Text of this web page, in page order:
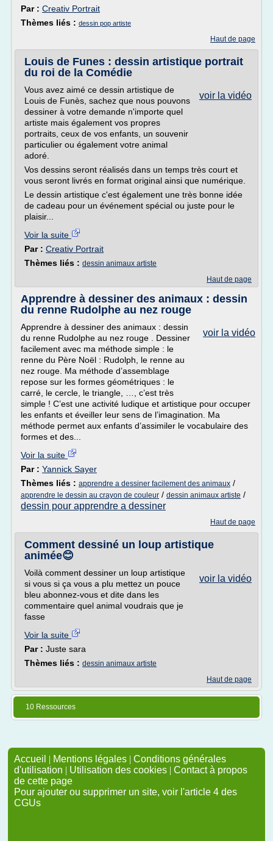
Par : Creativ Portrait
Thèmes liés : dessin pop artiste
Haut de page
Louis de Funes : dessin artistique portrait
du roi de la Comédie
voir la vidéo
Vous avez aimé ce dessin artistique de
Louis de Funès, sachez que nous pouvons
dessiner à votre demande n'importe quel
artiste mais également vos propres
portraits, ceux de vos enfants, un souvenir
particulier ou également votre animal
adoré.
Vos dessins seront réalisés dans un temps très court et
vous seront livrés en format original ainsi que numérique.
Le dessin artistique c'est également une très bonne idée
de cadeau pour un événement spécial ou juste pour le
plaisir...
Voir la suite
Par : Creativ Portrait
Thèmes liés : dessin animaux artiste
Haut de page
Apprendre à dessiner des animaux : dessin
du renne Rudolphe au nez rouge
voir la vidéo
Apprendre à dessiner des animaux : dessin
du renne Rudolphe au nez rouge . Dessiner
facilement avec ma méthode simple : le
renne du Père Noël : Rudolph, le renne au
nez rouge. Ma méthode d’assemblage
repose sur les formes géométriques : le
carré, le cercle, le triangle, …, c’est très
simple ! C’est une activité ludique et artistique pour occuper
les enfants et éveiller leur sens de l’imagination. Ma
méthode permet aux enfants d’assimiler le vocabulaire des
formes et des...
Voir la suite
Par : Yannick Sayer
Thèmes liés : apprendre a dessiner facilement des animaux /
apprendre le dessin au crayon de couleur / dessin animaux artiste /
dessin pour apprendre a dessiner
Haut de page
Comment dessiné un loup artistique
animée😊
voir la vidéo
Voilà comment dessiner un loup artistique
si vous si ça vous a plu mettez un pouce
bleu abonnez-vous et dite dans les
commentaire quel animal voudrais que je
fasse
Voir la suite
Par : Juste sara
Thèmes liés : dessin animaux artiste
Haut de page
10 Ressources
Accueil | Mentions légales | Conditions générales
d'utilisation | Utilisation des cookies | Contact à propos
de cette page
Pour ajouter ou supprimer un site, voir l'article 4 des
CGUs